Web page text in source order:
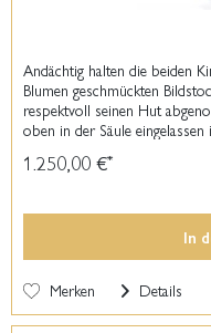
Andächtig halten die beiden
Blumen geschmückten
respektvoll seinen Hut
oben in der Säule eingelassen
1.250,00 €*
In
Merken Details